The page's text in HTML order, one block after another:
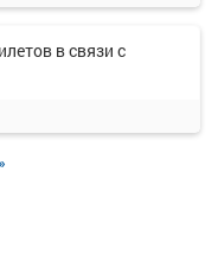
в связи с